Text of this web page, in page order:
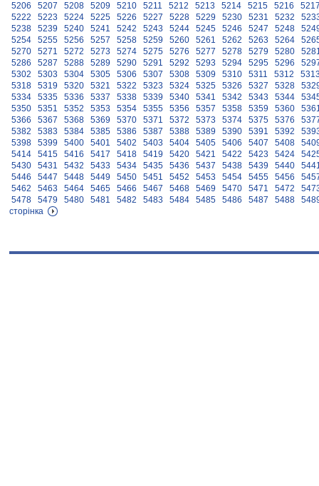
5206
5207 5208 5209 5210 5211 5212 5213 5214 5215 5216
5222
5223 5224 5225 5226 5227 5228 5229 5230 5231 5232
5238
5239 5240 5241 5242 5243 5244 5245 5246 5247 5248
5254
5255 5256 5257 5258 5259 5260 5261 5262 5263 5264
5270
5271 5272 5273 5274 5275 5276 5277 5278 5279 5280
5286
5287 5288 5289 5290 5291 5292 5293 5294 5295 5296
5302
5303 5304 5305 5306 5307 5308 5309 5310 5311 5312
5318
5319 5320 5321 5322 5323 5324 5325 5326 5327 5328
5334
5335 5336 5337 5338 5339 5340 5341 5342 5343 5344
5350
5351 5352 5353 5354 5355 5356 5357 5358 5359 5360
5366
5367 5368 5369 5370 5371 5372 5373 5374 5375 5376
5382
5383 5384 5385 5386 5387 5388 5389 5390 5391 5392
5398
5399 5400 5401 5402 5403 5404 5405 5406 5407 5408
5414
5415 5416 5417 5418 5419 5420 5421 5422 5423 5424
5430
5431 5432 5433 5434 5435 5436 5437 5438 5439 5440
5446
5447 5448 5449 5450 5451 5452 5453 5454 5455 5456
5462
5463 5464 5465 5466 5467 5468 5469 5470 5471 5472
5478
5479 5480 5481 5482 5483 5484 5485 5486 5487 5488
сторінка